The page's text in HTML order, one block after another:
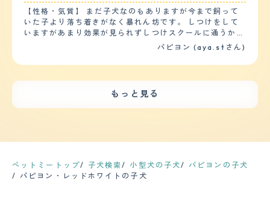
中で遊ぶことが大好きで、普段は走り回っていたり、おも
ちゃを投げたりその他して遊んだりする事が大好きです。
ですが、普段から無駄吠えはほぼしませんし、きちんとし
ていないといけない場では本当に静かにしていてくれて、
でほぼしてはいませんが、きちんと言うことは聞いてくれ
ますし、怒ったりせずともきちんとしてくれています。
につき30分程をと思っていますが、時に、何か不意に驚
くことやそれが怖いことと思ってしまうと「抱っこ」とな
【性格・気質】 まだ子犬なのもありますが今まで飼って
いた子より落ち着きがなく暴れん坊です。 しつけをして
いますがあまり効果が見られずしつけスクールに通うか迷
っています。悪いことをしたら無視をしていたのですが無
視という行為が全く効かず困っています。 性格上なのか
はわかりませんが甘噛みはするものの本気で噛むことはし
すが大きい子にはビビってしまい逃げ回っています。
【健康・寿命】 身体は強く健康的ですが誤食がひどく夜
予防の投薬はしていますがそれ以外はしていません。 今
散歩は1日1回10?30分行っています。 歩くスピードが遅
いのでそこまで距離は歩いてません。 家の中で走ること
パピヨン (aya.stさん)
もっと見る
ペットミートップ 子犬検索 小型犬の子犬
パピヨンの子犬
パピヨン・レッドホワイトの子犬